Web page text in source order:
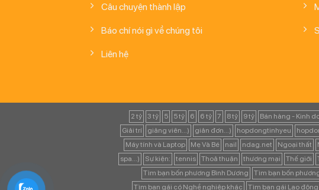
Câu chuyện thành lập
Báo chí nói gì về chúng tôi
Liên hệ
2 tỷ 3 tỷ 5 5 tỷ 6 6 tỷ 7 8 tỷ 9 tỷ Bán hàng - Kinh
Giải trí
giảng viên...) giản đơn...) hopdongtinhyeu
Máy tính và Laptop
Mẹ Và Bé nail ndag.net Ngoại thất
spa...)
Sự kiện: tennis Thoả thuận thương mại Thế giới
Tìm bạn bốn phương Bình Dương
Tìm bạn bốn
Tìm bạn gái có Nghề nghiệp khác
Tìm bạn gái Lao